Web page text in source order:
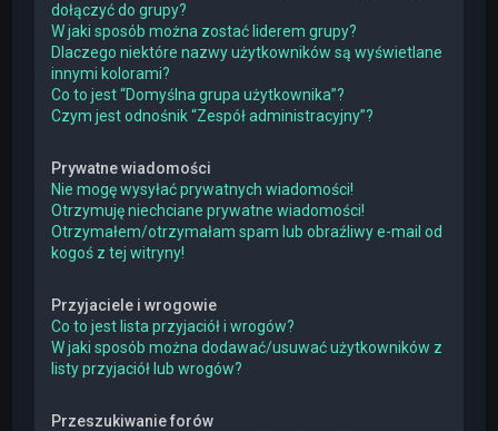
dołączyć do grupy?
W jaki sposób można zostać liderem grupy?
Dlaczego niektóre nazwy użytkowników są wyświetlane
innymi kolorami?
Co to jest “Domyślna grupa użytkownika”?
Czym jest odnośnik “Zespół administracyjny”?
Prywatne wiadomości
Nie mogę wysyłać prywatnych wiadomości!
Otrzymuję niechciane prywatne wiadomości!
Otrzymałem/otrzymałam spam lub obraźliwy e-mail od
kogoś z tej witryny!
Przyjaciele i wrogowie
Co to jest lista przyjaciół i wrogów?
W jaki sposób można dodawać/usuwać użytkowników z
listy przyjaciół lub wrogów?
Przeszukiwanie forów